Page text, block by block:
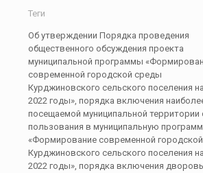
Теги
Об утверждении Порядка проведения
общественного обсуждения проекта
муниципальной программы
современной городской среды
Курджиновского сельского поселения
2022 годы», порядка включения
посещаемой муниципальной территории
пользования в муниципальную
«Формирование современной
Курджиновского сельского поселения
2022 годы», порядка включения